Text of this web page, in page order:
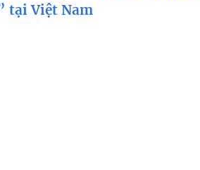
tại Việt Nam